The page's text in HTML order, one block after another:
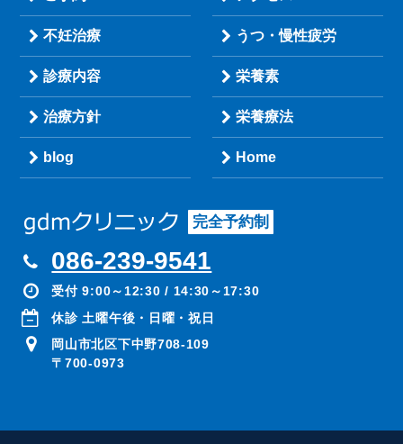
不妊治療 うつ・慢性疲労
診療内容 栄養素
治療方針 栄養療法
blog Home
完全予約制
086-239-9541
受付 9:00～12:30 / 14:30～17:30
休診 土曜午後・日曜・祝日
岡山市北区下中野708-109
〒700-0973